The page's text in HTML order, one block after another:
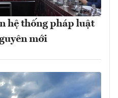
hệ thống pháp luật
mới